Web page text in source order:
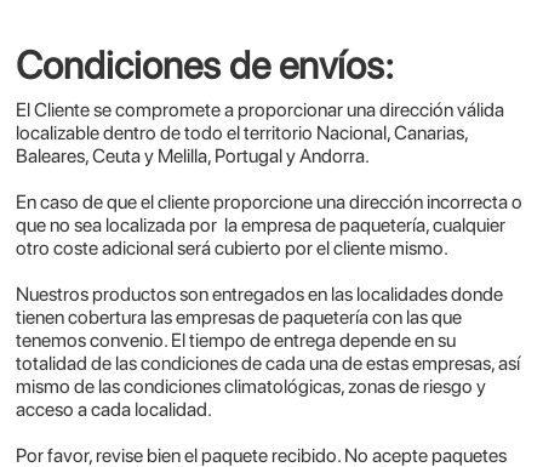
Condiciones de envíos:
El Cliente se compromete a proporcionar una dirección válida
localizable dentro de todo el territorio Nacional, Canarias,
Baleares, Ceuta y Melilla, Portugal y Andorra.
En caso de que el cliente proporcione una dirección incorrecta o
que no sea localizada por la empresa de paquetería, cualquier
otro coste adicional será cubierto por el cliente mismo.
Nuestros productos son entregados en las localidades donde
tienen cobertura las empresas de paquetería con las que
tenemos convenio. El tiempo de entrega depende en su
totalidad de las condiciones de cada una de estas empresas, así
mismo de las condiciones climatológicas, zonas de riesgo y
acceso a cada localidad.
Por favor, revise bien el paquete recibido. No acepte paquetes